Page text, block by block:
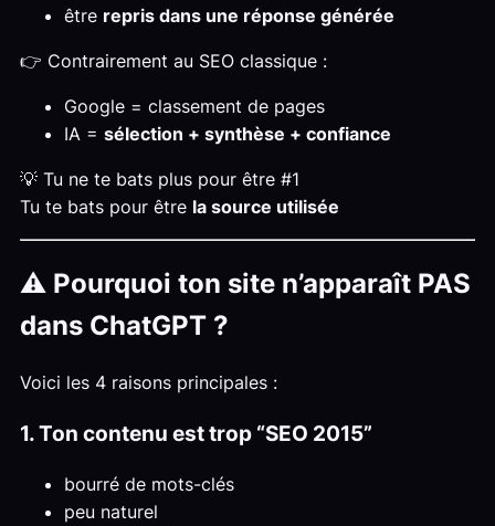
être repris dans une réponse générée
👉 Contrairement au SEO classique :
Google = classement de pages
IA = sélection + synthèse + confiance
💡 Tu ne te bats plus pour être #1
Tu te bats pour être la source utilisée
⚠️ Pourquoi ton site n’apparaît PAS
dans ChatGPT ?
Voici les 4 raisons principales :
1. Ton contenu est trop “SEO 2015”
bourré de mots-clés
peu naturel